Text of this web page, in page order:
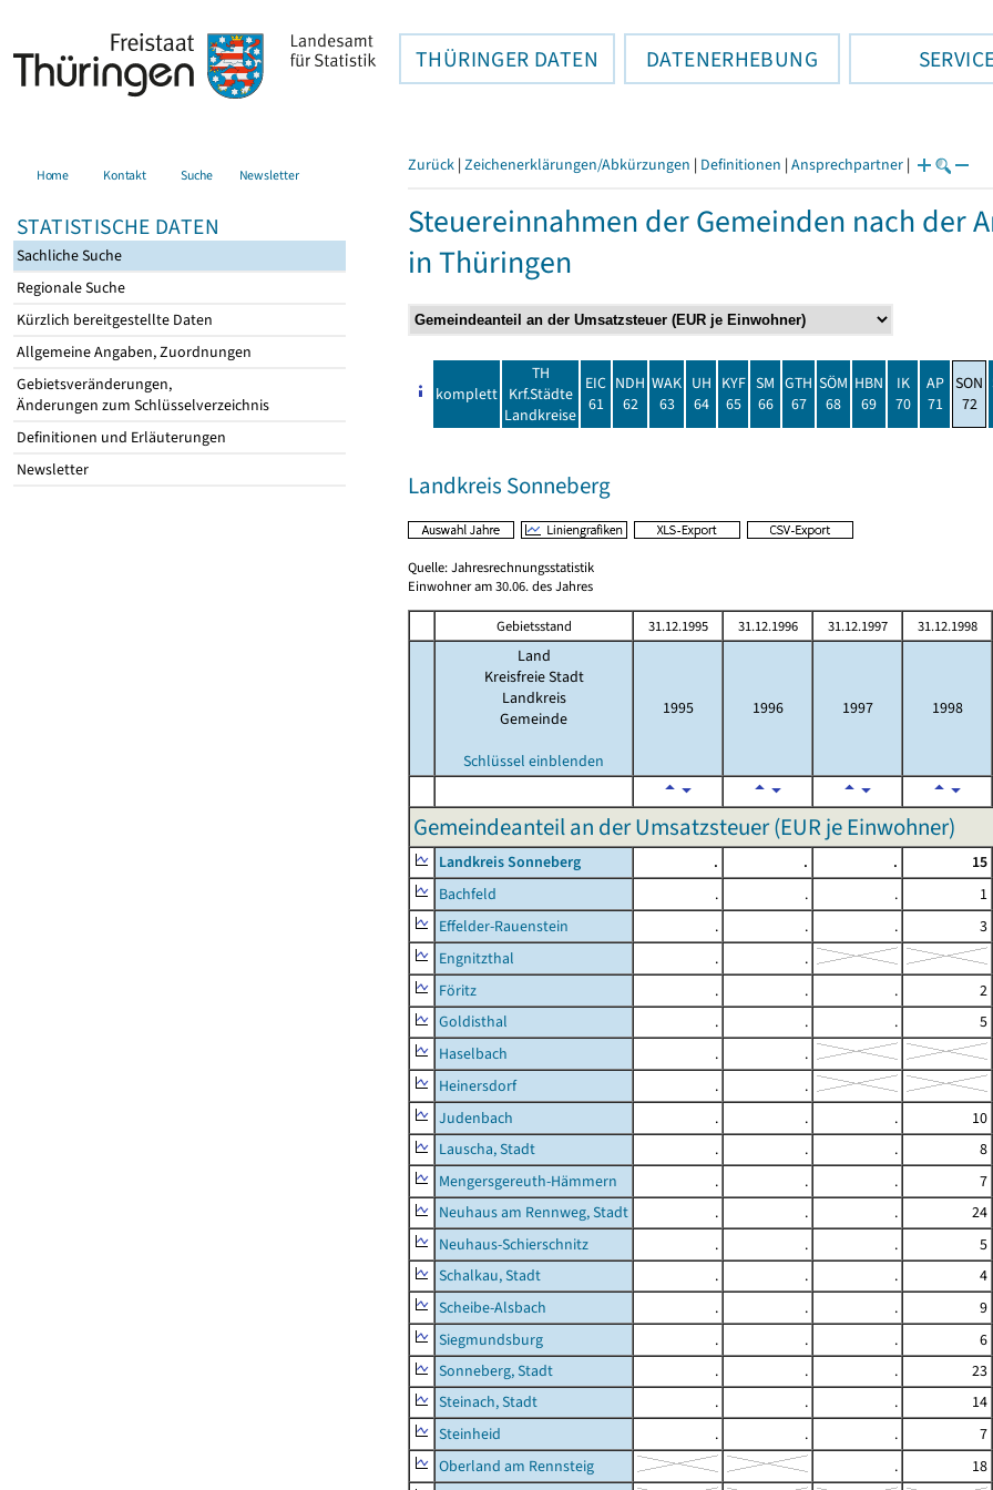
THÜRINGER DATEN DATENERHEBUNG
Home Kontakt Suche Newsletter
STATISTISCHE DATEN
Sachliche Suche
Regionale Suche
Kürzlich bereitgestellte Daten
Allgemeine Angaben, Zuordnungen
Gebietsveränderungen,
Änderungen zum Schlüsselverzeichnis
Definitionen und Erläuterungen
Newsletter
Zurück | Zeichenerklärungen/Abkürzungen | Definitionen | Ansprechpartner |
Steuereinnahmen der Gemeinden nach der
in Thüringen
komplett
TH
Krf.Städte
Landkreise
EIC
61
NDH
62
WAK
63
UH
64
KYF
65
SM
66
GTH
67
SÖM
68
HBN
69
IK
70
AP
71
SON
72
Landkreis Sonneberg
Quelle: Jahresrechnungsstatistik
Einwohner am 30.06. des Jahres
Gebietsstand 31.12.1995 31.12.1996 31.12.1997 31.12.1998
Land
Kreisfreie Stadt
Landkreis
Gemeinde
Schlüssel einblenden
1995 1996 1997 1998
Gemeindeanteil an der Umsatzsteuer (EUR je Einwohner)
Landkreis Sonneberg . . . 15
Bachfeld
. . . 1
Effelder-Rauenstein
. . . 3
Engnitzthal
.
.
Föritz
. . . 2
Goldisthal
. . . 5
Haselbach
.
.
Heinersdorf
.
.
Judenbach
. . . 10
Lauscha, Stadt
. . . 8
Mengersgereuth-Hämmern
. . . 7
Neuhaus am Rennweg, Stadt
. . . 24
Neuhaus-Schierschnitz
. . . 5
Schalkau, Stadt
. . . 4
Scheibe-Alsbach
. . . 9
Siegmundsburg
. . . 6
Sonneberg, Stadt
. . . 23
Steinach, Stadt
. . . 14
Steinheid
. . . 7
Oberland am Rennsteig
. 18